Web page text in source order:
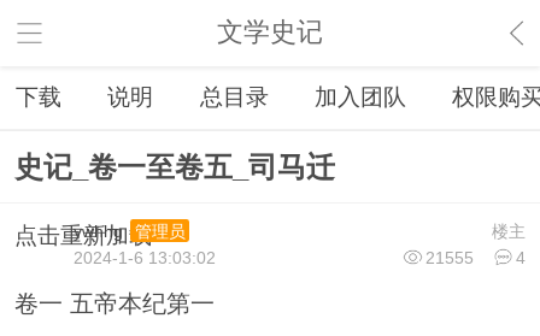
文学史记
下载 说明 总目录 加入团队 权限购
史记_卷一至卷五_司马迁
点击重新加载 楼主
ywhhg
管理员
21555
4
2024-1-6 13:03:02
卷一 五帝本纪第一